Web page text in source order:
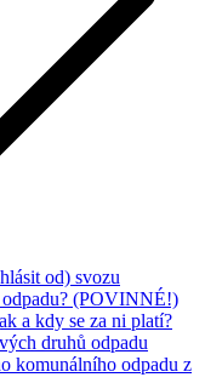
od) svozu
odpadu? (POVINNÉ!)
a kdy se za ni platí?
druhů odpadu
komunálního odpadu z